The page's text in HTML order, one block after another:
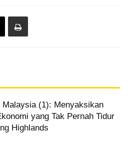
Malaysia (1): Menyaksikan
yang Tak Pernah Tidur
Highlands